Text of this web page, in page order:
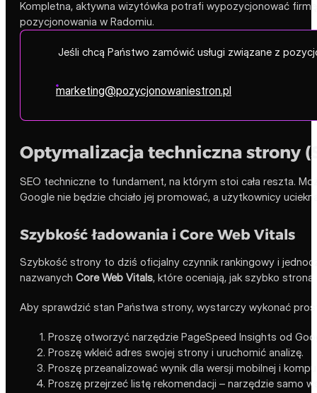
Kompletna, aktywna wizytówka potrafi wypozycjonować
pozycjonowania w Radomiu.
Jeśli chcą Państwo zamówić usługi związane z
marketing@pozycjonowaniestron.pl
Optymalizacja techniczna strony
SEO techniczne to fundament, na którym stoi cała reszta.
Google nie będzie chciało jej promować, a użytkownicy
Szybkość ładowania i Core Web Vitals
Szybkość strony to dziś oficjalny czynnik rankingowy i
nazwanych Core Web Vitals, które oceniają, jak szybko strona
Aby sprawdzić stan Państwa strony, wystarczy wykonać
Proszę otworzyć narzędzie PageSpeed Insights od
Proszę wkleić adres swojej strony i uruchomić analizę.
Proszę przeanalizować wynik dla wersji mobilnej i
Proszę przejrzeć listę rekomendacji – narzędzie samo